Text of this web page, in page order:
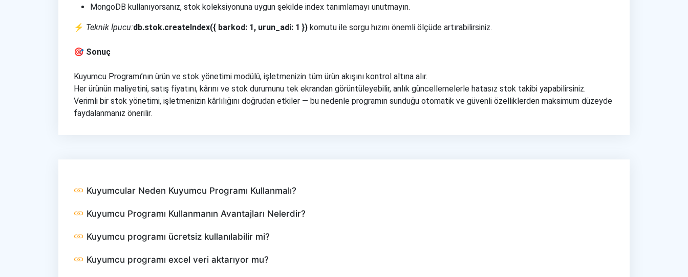
MongoDB kullanıyorsanız, stok koleksiyonuna uygun şekilde index tanımlamayı unutmayın.
⚡ Teknik İpucu:db.stok.createIndex({ barkod: 1, urun_adi: 1 }) komutu ile sorgu hızını önemli ölçüde artırabilirsiniz.
🎯 Sonuç
Kuyumcu Programı’nın ürün ve stok yönetimi modülü, işletmenizin tüm ürün akışını kontrol altına alır.
Her ürünün maliyetini, satış fiyatını, kârını ve stok durumunu tek ekrandan görüntüleyebilir, anlık güncellemelerle hatasız stok takibi yapabilirsiniz.
Verimli bir stok yönetimi, işletmenizin kârlılığını doğrudan etkiler — bu nedenle programın sunduğu otomatik ve güvenli özelliklerden maksimum düzeyde
faydalanmanız önerilir.
Kuyumcular Neden Kuyumcu Programı Kullanmalı?
Kuyumcu Programı Kullanmanın Avantajları Nelerdir?
Kuyumcu programı ücretsiz kullanılabilir mi?
Kuyumcu programı excel veri aktarıyor mu?